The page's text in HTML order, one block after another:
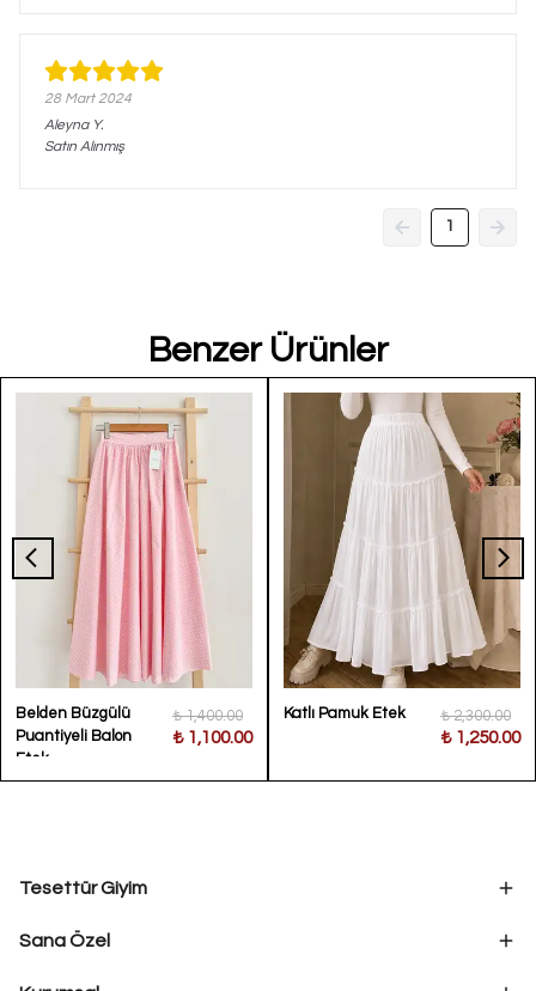
28 Mart 2024
Aleyna Y.
Satın Alınmış
1
Benzer Ürünler
Belden Büzgülü
Puantiyeli Balon
Etek
₺ 1,400.00
₺ 1,100.00
Katlı Pamuk Etek ₺ 2,300.00
₺ 1,250.00
Tesettür Giyim
Sana Özel